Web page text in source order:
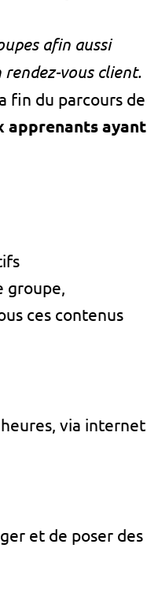
afin aussi
vous client.
fin du parcours de
apprenants ayant
ces contenus
via internet
et de poser des